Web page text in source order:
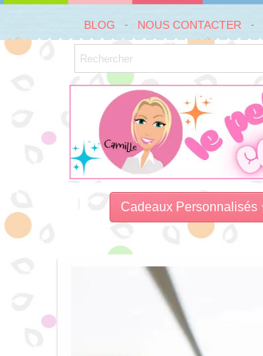
BLOG NOUS CONTACTER
Cadeaux Personnalisés